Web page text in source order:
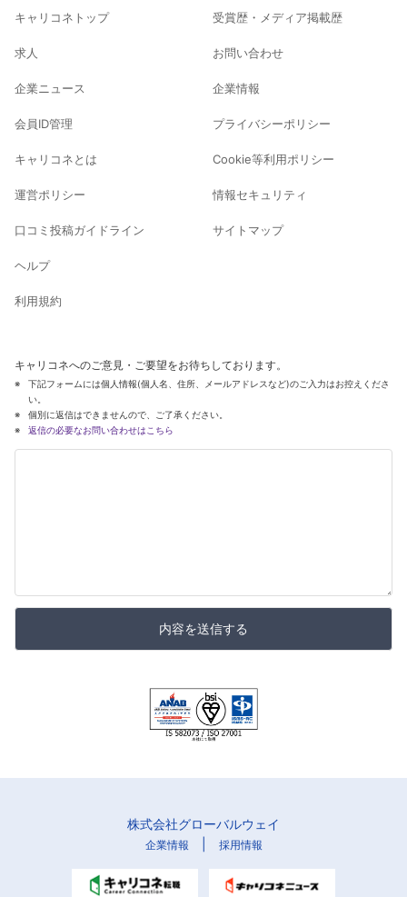
キャリコネトップ
求人
企業ニュース
会員ID管理
キャリコネとは
運営ポリシー
口コミ投稿ガイドライン
ヘルプ
利用規約
受賞歴・メディア掲載歴
お問い合わせ
企業情報
プライバシーポリシー
Cookie等利用ポリシー
情報セキュリティ
サイトマップ
キャリコネへのご意見・ご要望をお待ちしております。
下記フォームには個人情報(個人名、住所、メールアドレスなど)のご入力はお控えくださ
い。
個別に返信はできませんので、ご了承ください。
返信の必要なお問い合わせはこちら
内容を送信する
株式会社グローバルウェイ
企業情報 採用情報